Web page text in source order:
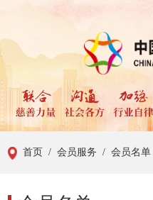
首页 / 会员服务 / 会员名单